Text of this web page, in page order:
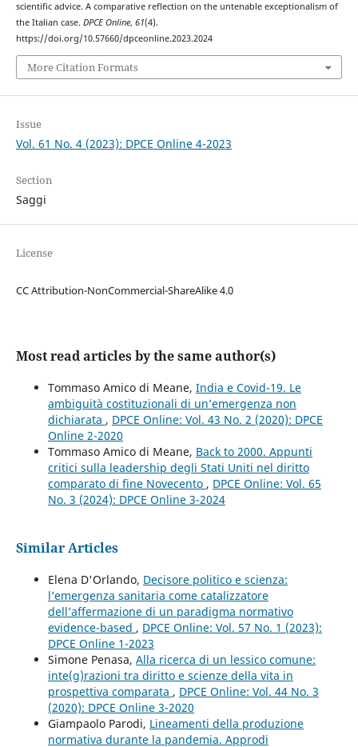
scientific advice. A comparative reflection on the untenable exceptionalism of
the Italian case. DPCE Online, 61(4).
https://doi.org/10.57660/dpceonline.2023.2024
More Citation Formats
Issue
Vol. 61 No. 4 (2023): DPCE Online 4-2023
Section
Saggi
License
CC Attribution-NonCommercial-ShareAlike 4.0
Most read articles by the same author(s)
Tommaso Amico di Meane, India e Covid-19. Le
ambiguità costituzionali di un’emergenza non
dichiarata , DPCE Online: Vol. 43 No. 2 (2020): DPCE
Online 2-2020
Tommaso Amico di Meane, Back to 2000. Appunti
critici sulla leadership degli Stati Uniti nel diritto
comparato di fine Novecento , DPCE Online: Vol. 65
No. 3 (2024): DPCE Online 3-2024
Similar Articles
Elena D'Orlando, Decisore politico e scienza:
l’emergenza sanitaria come catalizzatore
dell’affermazione di un paradigma normativo
evidence-based , DPCE Online: Vol. 57 No. 1 (2023):
DPCE Online 1-2023
Simone Penasa, Alla ricerca di un lessico comune:
inte(g)razioni tra diritto e scienze della vita in
prospettiva comparata , DPCE Online: Vol. 44 No. 3
(2020): DPCE Online 3-2020
Giampaolo Parodi, Lineamenti della produzione
normativa durante la pandemia. Approdi